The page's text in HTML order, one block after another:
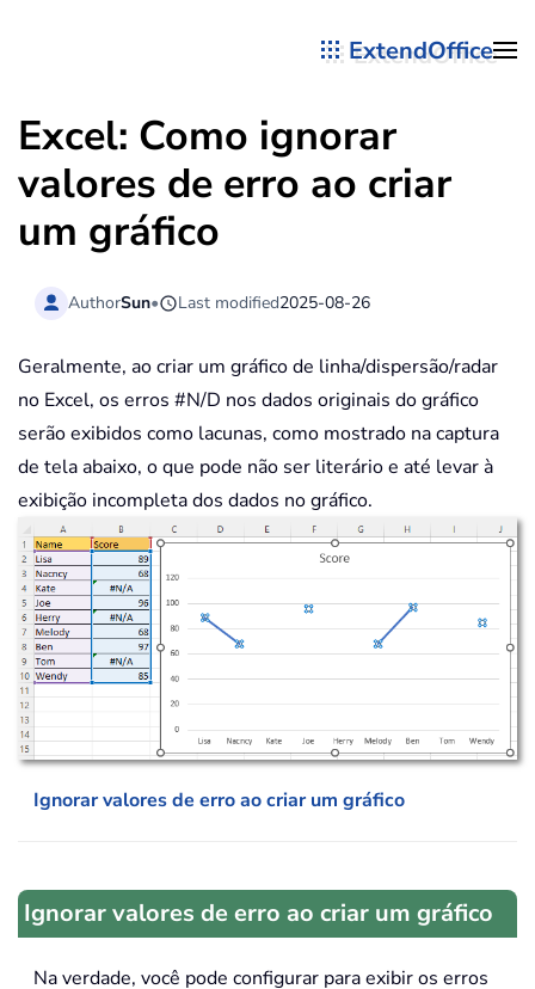
ExtendOffice
Excel: Como ignorar
valores de erro ao criar
um gráfico
AuthorSun• Last modified2025-08-26
Geralmente, ao criar um gráfico de linha/dispersão/radar
no Excel, os erros #N/D nos dados originais do gráfico
serão exibidos como lacunas, como mostrado na captura
de tela abaixo, o que pode não ser literário e até levar à
exibição incompleta dos dados no gráfico.
Ignorar valores de erro ao criar um gráfico
Ignorar valores de erro ao criar um gráfico
Na verdade, você pode configurar para exibir os erros